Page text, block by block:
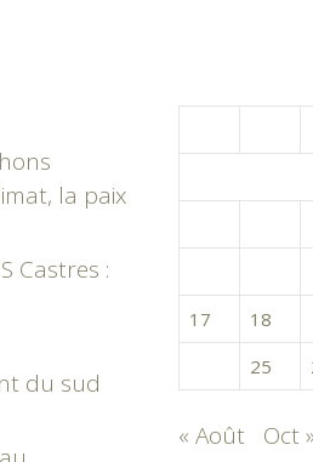
la paix
Castres :
du sud
17
18
25
« Août Oct